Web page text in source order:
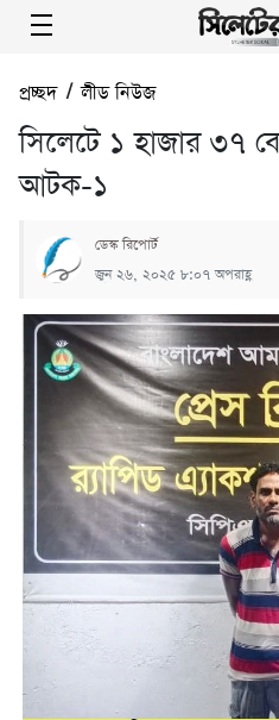
প্রচ্ছদ/লীড নিউজ
সিলেটে ১ হাজার ৩৭
আটক-১
ডেস্ক রিপোর্ট
জুন ২৬, ২০২৫ ৮:০৭ অপরাহ্ণ